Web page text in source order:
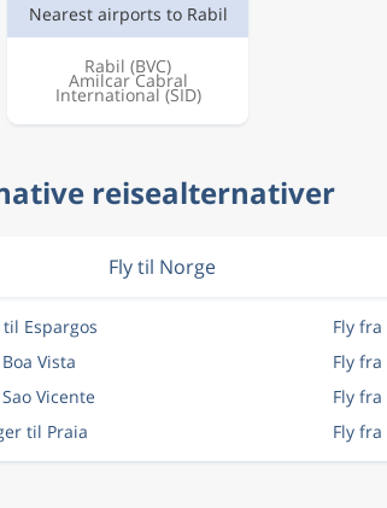
Nearest airports to Rabil
Rabil (BVC)
Amilcar Cabral
International (SID)
reisealternativer
Fly til Norge
Espargos
Fly
Vista
Fly
Vicente
Fly
til Praia Fly